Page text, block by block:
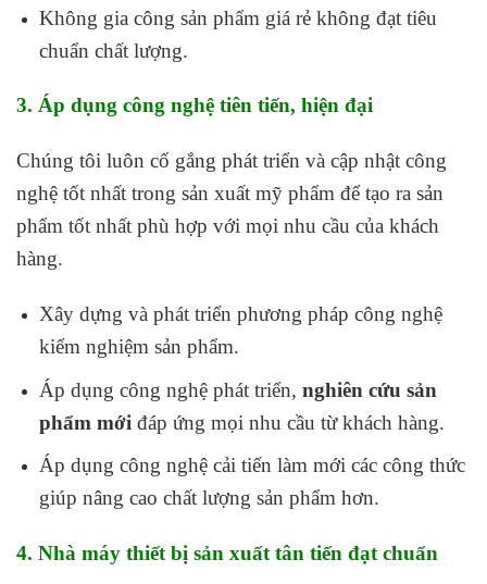
Không gia công sản phẩm giá rẻ không đạt tiêu
chuẩn chất lượng.
3. Áp dụng công nghệ tiên tiến, hiện đại
Chúng tôi luôn cố gắng phát triển và cập nhật công
nghệ tốt nhất trong sản xuất mỹ phẩm để tạo ra sản
phẩm tốt nhất phù hợp với mọi nhu cầu của khách
hàng.
Xây dựng và phát triển phương pháp công nghệ
kiểm nghiệm sản phẩm.
Áp dụng công nghệ phát triển, nghiên cứu sản
phẩm mới đáp ứng mọi nhu cầu từ khách hàng.
Áp dụng công nghệ cải tiến làm mới các công thức
giúp nâng cao chất lượng sản phẩm hơn.
4. Nhà máy thiết bị sản xuất tân tiến đạt chuẩn